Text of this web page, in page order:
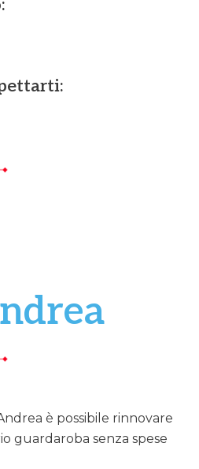
è possibile rinnovare
guardaroba senza spese